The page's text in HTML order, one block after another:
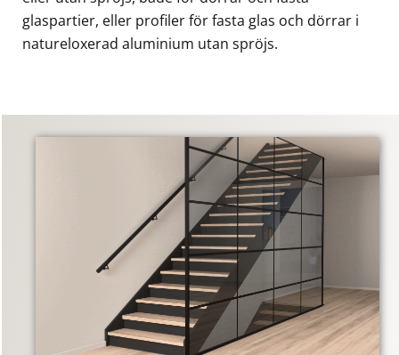
glaspartier, eller profiler för fasta glas och dörrar i
natureloxerad aluminium utan spröjs.